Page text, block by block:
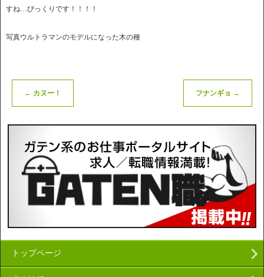
すね…びっくりです！！！！
写真ウルトラマンのモデルになった木の種
← カヌー！ フナンギョ →
トップページ